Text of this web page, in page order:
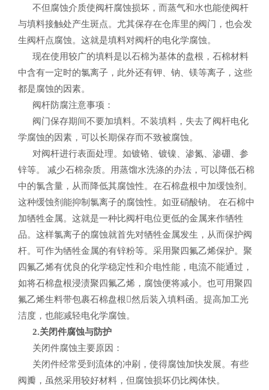
不但腐蚀介质使阀杆腐蚀损坏，而蒸气和水也能使阀杆
与填料接触处产生斑点。尤其保存在仓库里的阀门，也会发
生阀杆点腐蚀。这就是填料对阀杆的电化学腐蚀。
现在使用较广的填料是以石棉为基体的盘根，石棉材料
中含有一定时的氯离子，此外还有钾、钠、镁等离子，这些
都是腐蚀的因素。
阀杆防腐注意事项：
阀门保存期间不要加填料。不装填料，失去了阀杆电化
学腐蚀的因素，可以长期保存而不致被腐蚀。
对阀杆进行表面处理。如镀铬、镀镍、渗氮、渗硼、参
锌等。 减少石棉杂质。用蒸馏水洗涤的办法，可以降低石棉
中的氯含量，从而降低其腐蚀性。在石棉盘根中加缓蚀剂。
这种缓蚀剂能抑制氯离子的腐蚀性。如亚硝酸钠。 在石棉中
加牺牲金属。这就是一种比阀杆电位更低的金属来作牺牲
品。这样氯离子的腐蚀就首先对牺牲金属发生，从而保护阀
杆。可作为牺牲金属的有锌粉等。采用聚四氟乙烯保护。聚
四氟乙烯有优良的化学稳定性和介电性能，电流不能通过，
如将石棉盘根浸渍聚四氟乙烯，腐蚀便将减小。也可用聚四
氟乙烯生料带包裹石棉盘根然后装入填料函。提高加工光
洁度，也能减轻电化学腐蚀。
2.关闭件腐蚀与防护
关闭件腐蚀主要原因：
关闭件经常受到流体的冲刷，使得腐蚀加快发展。有些
阀瓣，虽然采用较好材料，但腐蚀损坏仍比阀体快。